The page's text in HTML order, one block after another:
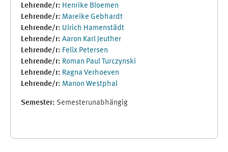
Lehrende/r: Henrike Bloemen
Lehrende/r: Mareike Gebhardt
Lehrende/r: Ulrich Hamenstädt
Lehrende/r: Aaron Karl Jeuther
Lehrende/r: Felix Petersen
Lehrende/r: Roman Paul Turczynski
Lehrende/r: Ragna Verhoeven
Lehrende/r: Manon Westphal
Semester: Semesterunabhängig